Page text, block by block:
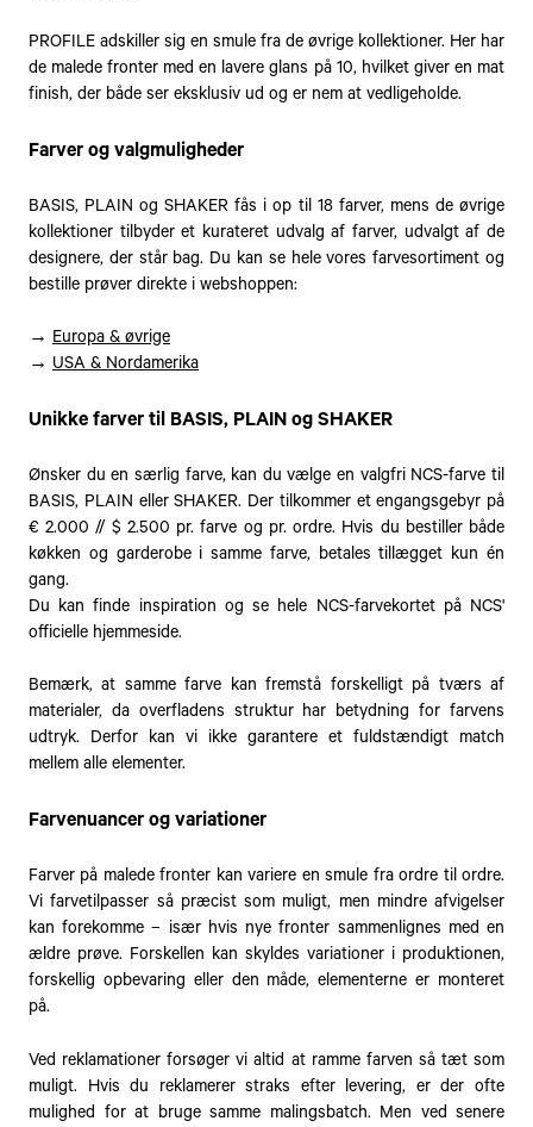
PROFILE adskiller sig en smule fra de øvrige kollektioner. Her har
de malede fronter med en lavere glans på 10, hvilket giver en mat
finish, der både ser eksklusiv ud og er nem at vedligeholde.
Farver og valgmuligheder
BASIS, PLAIN og SHAKER fås i op til 18 farver, mens de øvrige
kollektioner tilbyder et kurateret udvalg af farver, udvalgt af de
designere, der står bag. Du kan se hele vores farvesortiment og
bestille prøver direkte i webshoppen:
→ Europa & øvrige
→ USA & Nordamerika
Unikke farver til BASIS, PLAIN og SHAKER
Ønsker du en særlig farve, kan du vælge en valgfri NCS-farve til
BASIS, PLAIN eller SHAKER. Der tilkommer et engangsgebyr på
€ 2.000 // $ 2.500 pr. farve og pr. ordre. Hvis du bestiller både
køkken og garderobe i samme farve, betales tillægget kun én
gang.
Du kan finde inspiration og se hele NCS-farvekortet på NCS'
officielle hjemmeside.
Bemærk, at samme farve kan fremstå forskelligt på tværs af
materialer, da overfladens struktur har betydning for farvens
udtryk. Derfor kan vi ikke garantere et fuldstændigt match
mellem alle elementer.
Farvenuancer og variationer
Farver på malede fronter kan variere en smule fra ordre til ordre.
Vi farvetilpasser så præcist som muligt, men mindre afvigelser
kan forekomme – især hvis nye fronter sammenlignes med en
ældre prøve. Forskellen kan skyldes variationer i produktionen,
forskellig opbevaring eller den måde, elementerne er monteret
på.
Ved reklamationer forsøger vi altid at ramme farven så tæt som
muligt. Hvis du reklamerer straks efter levering, er der ofte
mulighed for at bruge samme malingsbatch. Men ved senere